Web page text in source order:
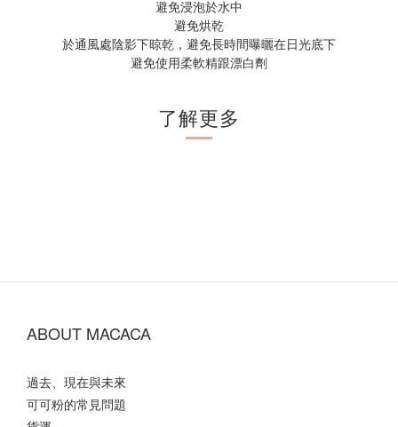
避免浸泡於水中
避免烘乾
於通風處陰影下晾乾，避免長時間曝曬在日光底下
避免使用柔軟精跟漂白劑
了解更多
ABOUT MACACA
過去、現在與未來
可可粉的常見問題